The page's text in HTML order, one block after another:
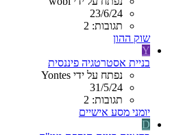
23/6/24
תגובות: 2
שוק ההון
Y
בניית אסטרטגיה פיננסית
נפתח על ידי Yontes
31/5/24
תגובות: 2
יומני מסע אישיים
D